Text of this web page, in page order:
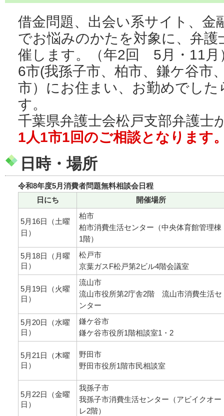
借金問題、出会い系サイト、金
でお悩みのかたを対象に、弁
催します。（年2回 5月・11月
6市(我孫子市、柏市、鎌ケ谷市
市）にお住まい、お勤めでし
す。
千葉県弁護士会松戸支部弁護士
1人1市1回のご相談となります
日時・場所
令和8年度5月消費者問題無料相談会日程
日にち
開催場所
5月16日（土曜
日）
柏市
柏市消費生活センター（中央体育館管理棟
1階）
5月18日（月曜
日）
松戸市
京葉ガスF松戸第2ビル4階会議室
5月19日（火曜
日）
流山市
流山市役所第2庁舎2階 流山市消費生活セ
ンター
5月20日（水曜
日）
鎌ケ谷市
鎌ケ谷市役所1階相談室1・2
5月21日（木曜
日）
野田市
野田市役所1階市民相談室
5月22日（金曜
日）
我孫子市
我孫子市消費生活センター（アビイクオー
レ2階）